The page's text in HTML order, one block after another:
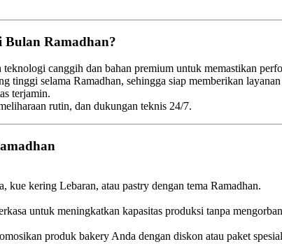
Bulan Ramadhan?
canggih dan bahan premium untuk memastikan
tinggi selama Ramadhan, sehingga siap memberikan
terjamin.
rutin, dan dukungan teknis 24/7.
kering Lebaran, atau pastry dengan tema Ramadhan.
untuk meningkatkan kapasitas produksi tanpa
produk bakery Anda dengan diskon atau paket